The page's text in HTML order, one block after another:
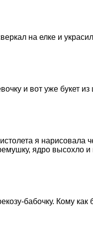
на елке и
и вот уже букет из
я нарисовала
ядро высохло и
бабочку. Кому как